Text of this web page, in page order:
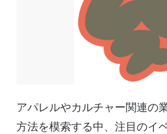
アパレルやカルチャー関連の
方法を模索する中、注目のイ